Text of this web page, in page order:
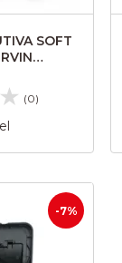
SOFT
(0)
-7%